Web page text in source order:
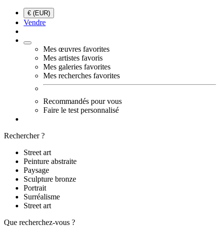
€ (EUR)
Vendre
Mes œuvres favorites
Mes artistes favoris
Mes galeries favorites
Mes recherches favorites
Recommandés pour vous
Faire le test personnalisé
Rechercher ?
Street art
Peinture abstraite
Paysage
Sculpture bronze
Portrait
Surréalisme
Street art
Que recherchez-vous ?